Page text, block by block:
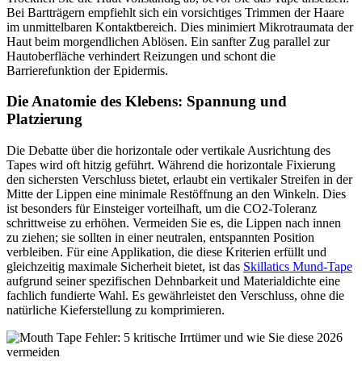
Bei Bartträgern empfiehlt sich ein vorsichtiges Trimmen der Haare
im unmittelbaren Kontaktbereich. Dies minimiert Mikrotraumata der
Haut beim morgendlichen Ablösen. Ein sanfter Zug parallel zur
Hautoberfläche verhindert Reizungen und schont die
Barrierefunktion der Epidermis.
Die Anatomie des Klebens: Spannung und
Platzierung
Die Debatte über die horizontale oder vertikale Ausrichtung des
Tapes wird oft hitzig geführt. Während die horizontale Fixierung
den sichersten Verschluss bietet, erlaubt ein vertikaler Streifen in der
Mitte der Lippen eine minimale Restöffnung an den Winkeln. Dies
ist besonders für Einsteiger vorteilhaft, um die CO2-Toleranz
schrittweise zu erhöhen. Vermeiden Sie es, die Lippen nach innen
zu ziehen; sie sollten in einer neutralen, entspannten Position
verbleiben. Für eine Applikation, die diese Kriterien erfüllt und
gleichzeitig maximale Sicherheit bietet, ist das Skillatics Mund-Tape
aufgrund seiner spezifischen Dehnbarkeit und Materialdichte eine
fachlich fundierte Wahl. Es gewährleistet den Verschluss, ohne die
natürliche Kieferstellung zu komprimieren.